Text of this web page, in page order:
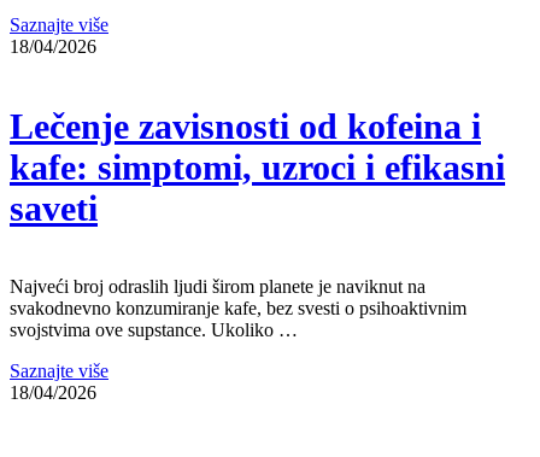
Saznajte više
18/04/2026
Lečenje zavisnosti od kofeina i
kafe: simptomi, uzroci i efikasni
saveti
Najveći broj odraslih ljudi širom planete je naviknut na
svakodnevno konzumiranje kafe, bez svesti o psihoaktivnim
svojstvima ove supstance. Ukoliko …
Saznajte više
18/04/2026